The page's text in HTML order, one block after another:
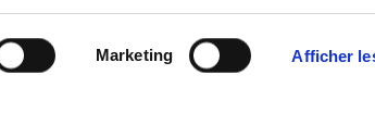
Marketing Afficher